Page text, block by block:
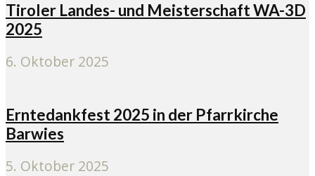
Tiroler Landes- und Meisterschaft WA-3D
2025
6. Oktober 2025
Erntedankfest 2025 in der Pfarrkirche
Barwies
5. Oktober 2025